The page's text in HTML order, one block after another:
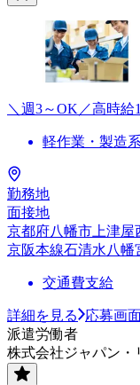
＼週3～OK／高時給
軽作業・製造系
勤務地
面接地
京都府八幡市上津屋
京阪本線石清水八幡
交通費支給
詳細を見る
応募画
派遣労働者
株式会社ジャパン・